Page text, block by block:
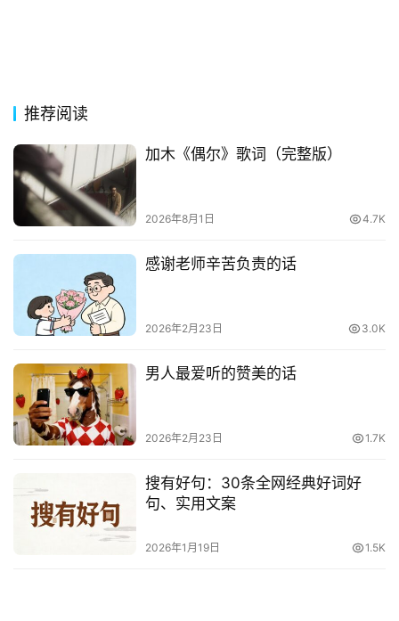
推荐阅读
加木《偶尔》歌词（完整版）
2026年8月1日 4.7K
感谢老师辛苦负责的话
2026年2月23日 3.0K
男人最爱听的赞美的话
2026年2月23日 1.7K
搜有好句：30条全网经典好词好
句、实用文案
2026年1月19日 1.5K